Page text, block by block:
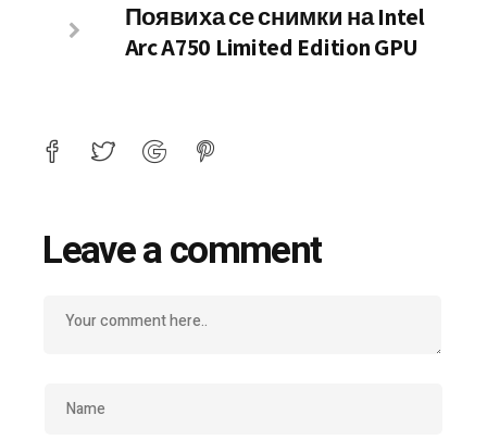
Появиха се снимки на Intel
Arc A750 Limited Edition GPU
Leave a comment